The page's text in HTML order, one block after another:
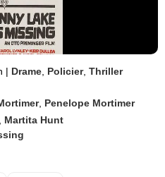
| Drame Policier, Thriller
, Penelope Mortimer
Martita Hunt